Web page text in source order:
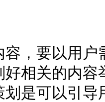
容，要以用
相关的内
是可以引